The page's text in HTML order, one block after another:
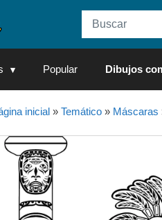
Popular Dibujos
inicial» Temático» Máscaras